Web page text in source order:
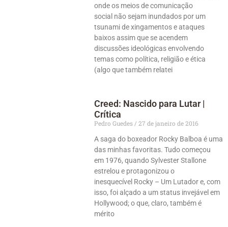
onde os meios de comunicação
social não sejam inundados por um
tsunami de xingamentos e ataques
baixos assim que se acendem
discussões ideológicas envolvendo
temas como política, religião e ética
(algo que também relatei
Creed: Nascido para Lutar |
Crítica
Pedro Guedes
27 de janeiro de 2016
A saga do boxeador Rocky Balboa é uma
das minhas favoritas. Tudo começou
em 1976, quando Sylvester Stallone
estrelou e protagonizou o
inesquecível Rocky – Um Lutador e, com
isso, foi alçado a um status invejável em
Hollywood; o que, claro, também é
mérito